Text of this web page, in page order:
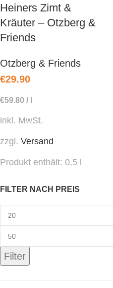
FILTER NACH PREIS
Filter
Heiners Zimt &
Kräuter – Otzberg &
Friends
Otzberg & Friends
€29.90
€59.80 /
inkl. MwSt.
zzgl. Versand
Produkt enthält: 0,5